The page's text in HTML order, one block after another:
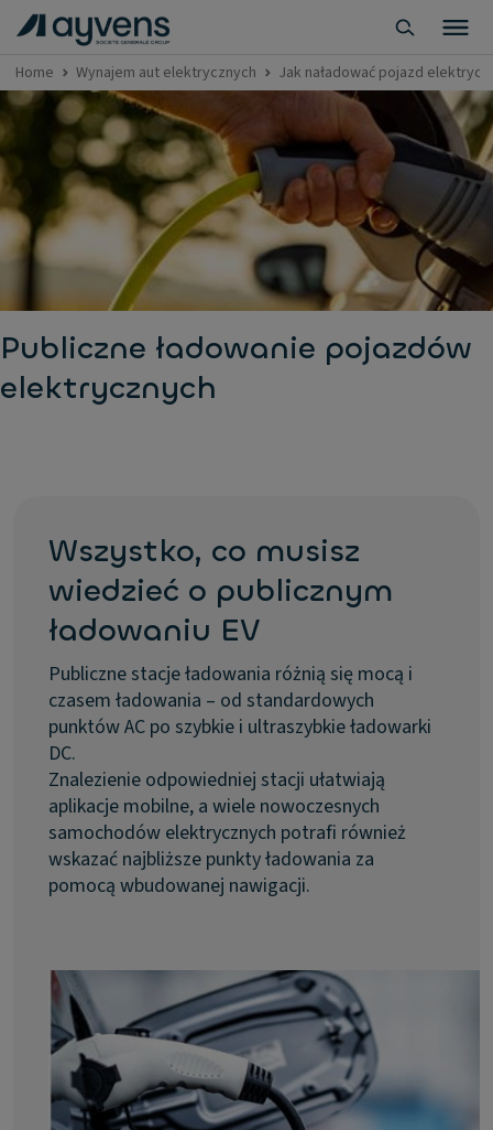
Home Wynajem aut elektrycznych Jak naładować pojazd
Publiczne ładowanie pojazdów
elektrycznych
Wszystko, co musisz
wiedzieć o publicznym
ładowaniu EV
Publiczne stacje ładowania różnią się mocą i
czasem ładowania – od standardowych
punktów AC po szybkie i ultraszybkie ładowarki
DC.
Znalezienie odpowiedniej stacji ułatwiają
aplikacje mobilne, a wiele nowoczesnych
samochodów elektrycznych potrafi również
wskazać najbliższe punkty ładowania za
pomocą wbudowanej nawigacji.